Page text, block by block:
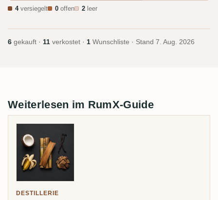
4versiegelt 0 offen 2 leer
6 gekauft · 11 verkostet · 1 Wunschliste · Stand 7. Aug. 2026
Weiterlesen im RumX-Guide
DESTILLERIE